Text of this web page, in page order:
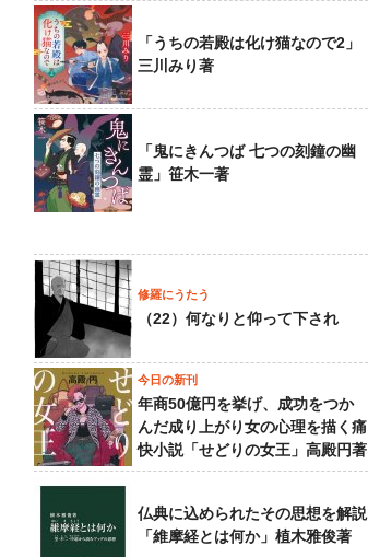
「うちの若殿は化け猫なので2」
三川みり著
「鬼にきんつば 七つの刻鐘の幽
霊」笹木一著
修羅にうたう
（22）何なりと仰って下され
今日の新刊
年商50億円を挙げ、成功をつか
んだ成り上がり女の心理を描く痛
快小説「せどりの女王」高殿円著
仏典に込められたその思想を解説
「維摩経とは何か」植木雅俊著